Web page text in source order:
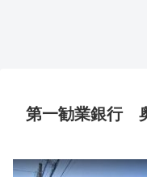
第一勧業銀行